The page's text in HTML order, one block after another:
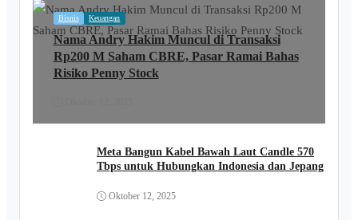
Bisnis Keuangan
Nama Andry Hakim Muncul di Transaksi
Rp200 M Saham CBRE, Pasar Ramai Bahas
Risiko Penny Stock
Meta Bangun Kabel Bawah Laut Candle 570
Tbps untuk Hubungkan Indonesia dan Jepang
Oktober 12, 2025